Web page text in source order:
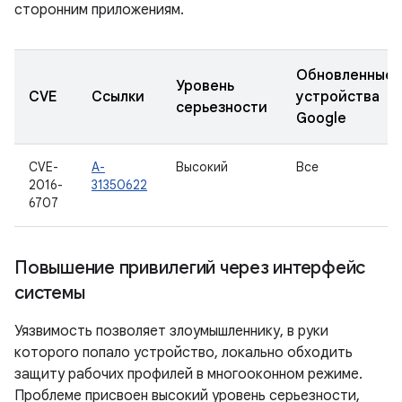
сторонним приложениям.
CVE Ссылки
Уровень
серьезности
Обновленные
устройства
Google
CVE-
2016-
6707
A-
31350622
Высокий Все
Повышение привилегий через интерфейс
системы
Уязвимость позволяет злоумышленнику, в руки
которого попало устройство, локально обходить
защиту рабочих профилей в многооконном режиме.
Проблеме присвоен высокий уровень серьезности,